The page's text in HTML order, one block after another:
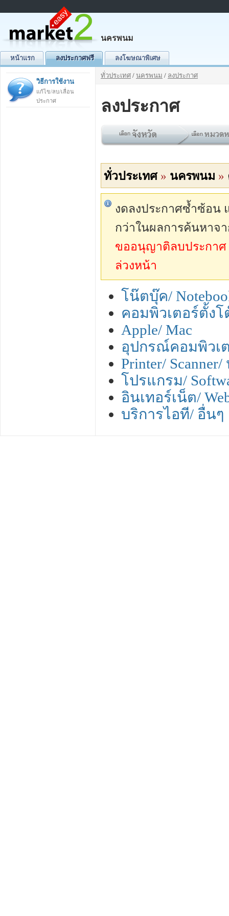
นครพนม
หน้าแรก ลงประกาศฟรี ลงโฆษณาพิเศษ
วิธีการใช้งาน
แก้ไข/ลบ/เลื่อน
ประกาศ
ทั่วประเทศ / นครพนม / ลงประกาศ
ลงประกาศ
ทั่วประเทศ» นครพนม »
งดลงประกาศซ้ำซ้อน
กว่าในผลการค้นหาจา
ขออนุญาติลบประกาศ
ล่วงหน้า
โน๊ตบุ๊ค/
คอมพิวเตอร์ตั้งโ
Apple/ Mac
อุปกรณ์คอมพิวเ
Printer/
โปรแกรม/
อินเทอร์เน็ต/
บริการไอที/ อื่นๆ